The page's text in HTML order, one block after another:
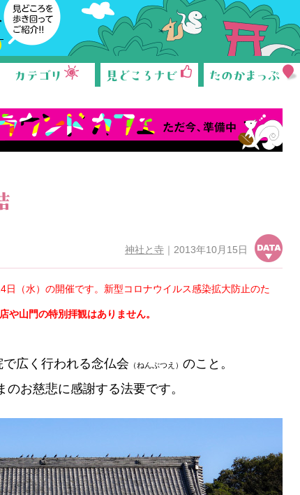
データ
神社と寺 ｜2013年10月15日
日（水）の開催です。新型コロナウイルス感染拡大防止のた
や山門の特別拝観はありません。
で広く行われる念仏会 （ねんぶつえ） のこと。
お慈悲に感謝する法要です。
カテゴリ 見どころナビ たのかまっぷ